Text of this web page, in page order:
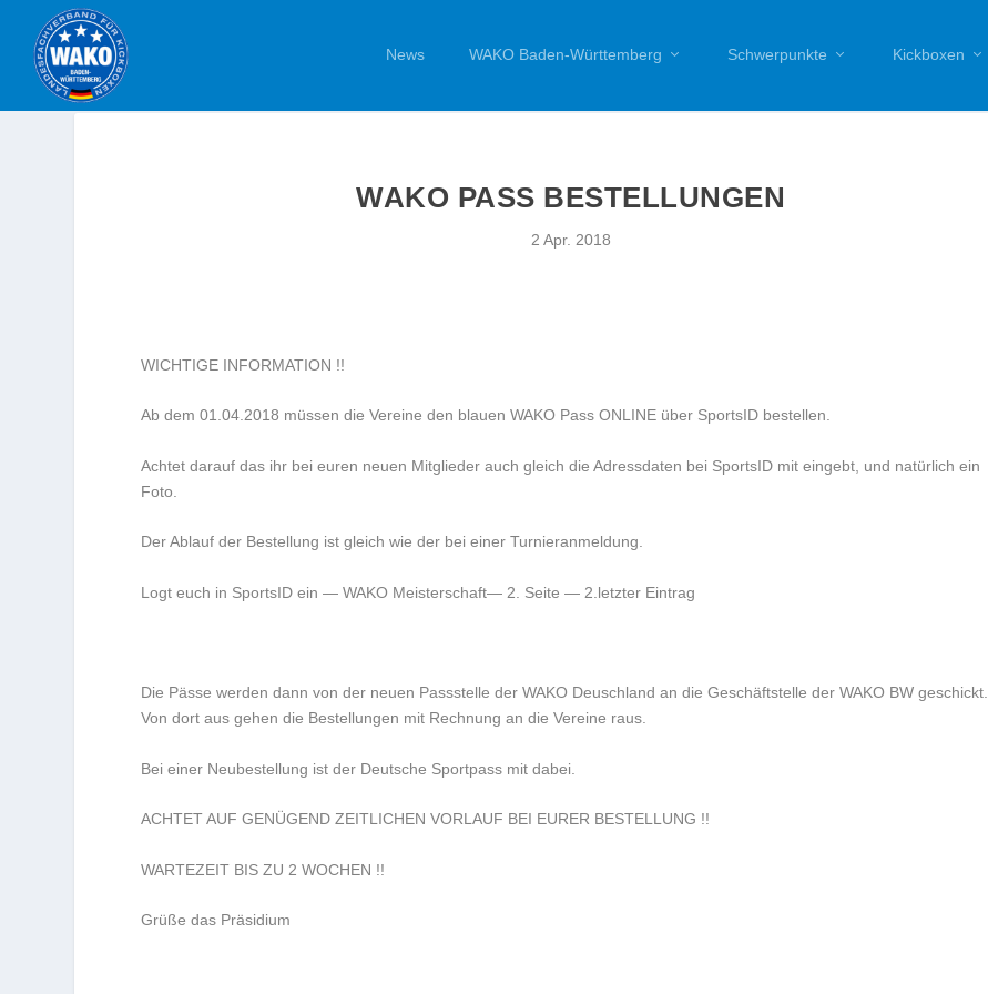
News WAKO Baden-Württemberg Schwerpunkte Kickboxen
WAKO PASS BESTELLUNGEN
2 Apr. 2018
WICHTIGE INFORMATION !!
Ab dem 01.04.2018 müssen die Vereine den blauen WAKO Pass ONLINE über SportsID bestellen.
Achtet darauf das ihr bei euren neuen Mitglieder auch gleich die Adressdaten bei SportsID mit eingebt, und natürlich ein
Foto.
Der Ablauf der Bestellung ist gleich wie der bei einer Turnieranmeldung.
Logt euch in SportsID ein — WAKO Meisterschaft— 2. Seite — 2.letzter Eintrag
Die Pässe werden dann von der neuen Passstelle der WAKO Deuschland an die Geschäftstelle der WAKO BW geschickt.
Von dort aus gehen die Bestellungen mit Rechnung an die Vereine raus.
Bei einer Neubestellung ist der Deutsche Sportpass mit dabei.
ACHTET AUF GENÜGEND ZEITLICHEN VORLAUF BEI EURER BESTELLUNG !!
WARTEZEIT BIS ZU 2 WOCHEN !!
Grüße das Präsidium